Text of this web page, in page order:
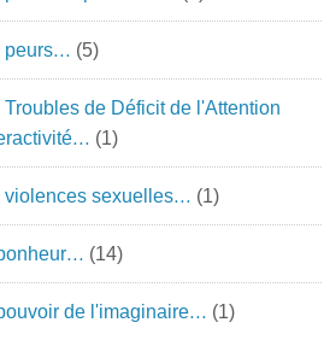
peurs… (5)
de Déficit de l'Attention
(1)
violences sexuelles… (1)
(14)
de l'imaginaire… (1)